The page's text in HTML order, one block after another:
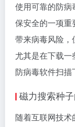
使用可靠的防
保安全的一项
带来病毒风险，
尤其是在下载
防病毒软件扫描
磁力搜索种
随着互联网技